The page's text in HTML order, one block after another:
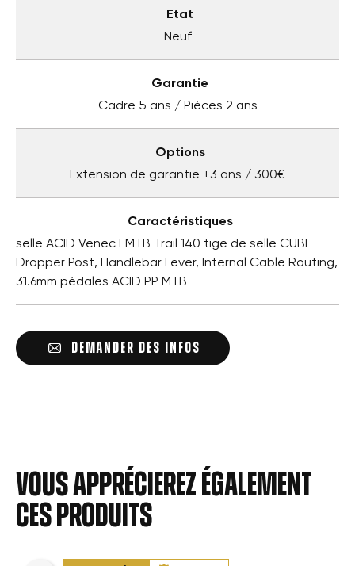
Etat
Neuf
Garantie
Cadre 5 ans / Pièces 2 ans
Options
Extension de garantie +3 ans / 300€
Caractéristiques
selle ACID Venec EMTB Trail 140 tige de selle CUBE
Dropper Post, Handlebar Lever, Internal Cable Routing,
31.6mm pédales ACID PP MTB
DEMANDER DES INFOS
Vous apprécierez également
ces produits